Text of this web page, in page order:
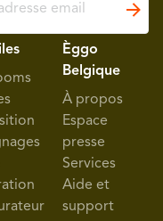
Èggo
Belgique
À propos
Espace
presse
Services
Aide et
support